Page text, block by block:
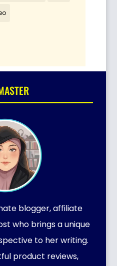
blogger, affiliate
who brings a unique
to her writing.
product reviews,